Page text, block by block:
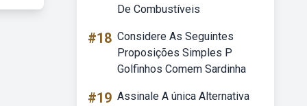
De Combustíveis
#18 Considere As Seguintes
Proposições Simples P
Golfinhos Comem Sardinha
#19 Assinale A única Alternativa